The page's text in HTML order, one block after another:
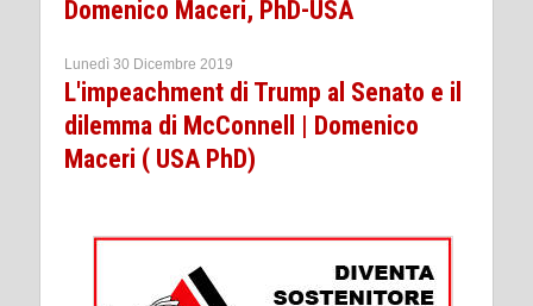
Domenico Maceri, PhD-USA
Lunedì 30 Dicembre 2019
L'impeachment di Trump al Senato e il
dilemma di McConnell | Domenico
Maceri ( USA PhD)